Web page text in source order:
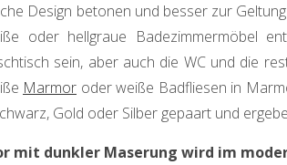
Design betonen und besser zur
oder hellgraue Badezimmermöbel
sein, aber auch die WC und die
Marmor oder weiße Badfliesen in
Gold oder Silber gepaart und
mit dunkler Maserung wird im